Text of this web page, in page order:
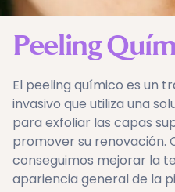
Peeling
El peeling químico es un
invasivo que utiliza una
para exfoliar las capas
promover su renovación.
conseguimos mejorar la
apariencia general de la